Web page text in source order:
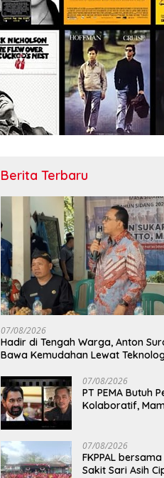
Berita Terbaru
07/08/2026
Hadir di Tengah Warga, Anton
Bawa Kemudahan Lewat
07/08/2026
PT PEMA Butuh
Kolaboratif,
07/08/2026
FKPPAL
Sakit Sari Asih